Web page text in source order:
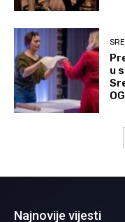
u
Najnovije vijesti